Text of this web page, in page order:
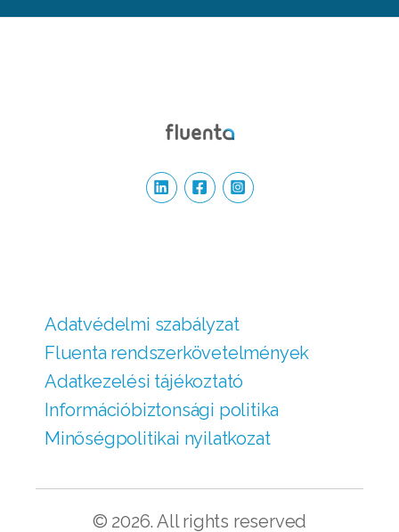
Adatvédelmi szabályzat
Fluenta rendszer­követelmények
Adatkezelési tájékoztató
Információbiztonsági politika
Minőségpolitikai nyilatkozat
© 2026. All rights reserved